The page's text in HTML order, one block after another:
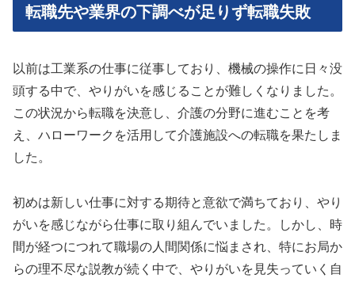
転職先や業界の下調べが足りず転職失敗
以前は工業系の仕事に従事しており、機械の操作に日々没
頭する中で、やりがいを感じることが難しくなりました。
この状況から転職を決意し、介護の分野に進むことを考
え、ハローワークを活用して介護施設への転職を果たしま
した。
初めは新しい仕事に対する期待と意欲で満ちており、やり
がいを感じながら仕事に取り組んでいました。しかし、時
間が経つにつれて職場の人間関係に悩まされ、特にお局か
らの理不尽な説教が続く中で、やりがいを見失っていく自